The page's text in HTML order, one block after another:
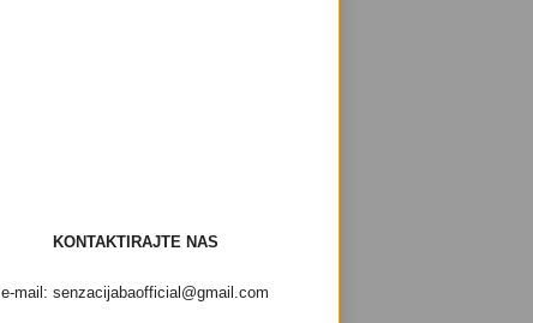
KONTAKTIRAJTE NAS
e-mail: senzacijabaofficial@gmail.com